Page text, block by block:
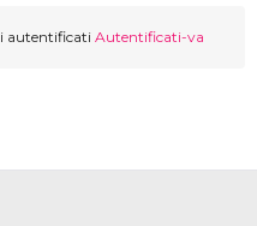
autentificati Autentificati-va